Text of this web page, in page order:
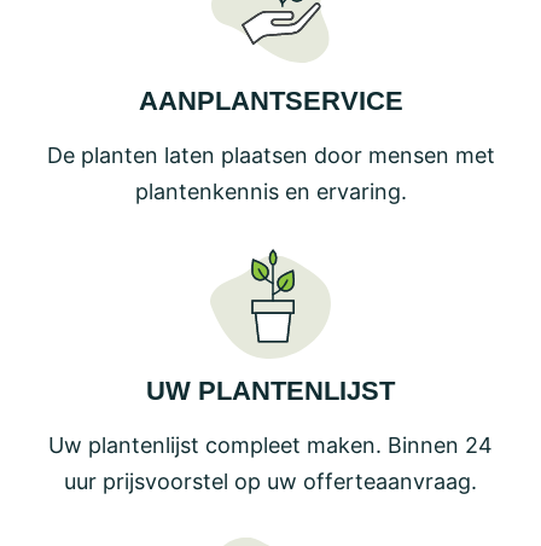
AANPLANTSERVICE
De planten laten plaatsen door mensen met
plantenkennis en ervaring.
UW PLANTENLIJST
Uw plantenlijst compleet maken. Binnen 24
uur prijsvoorstel op uw offerteaanvraag.